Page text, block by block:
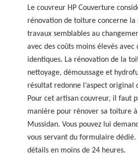
Le couvreur HP Couverture
rénovation de toiture concerne la
travaux semblables au
avec des coûts moins élevés avec
identiques. La rénovation de la
nettoyage, démoussage et
résultat redonne l’aspect original
Pour cet artisan couvreur, il faut
manière pour rénover sa toiture
Mussidan. Vous pouvez lui
vous servant du formulaire dédié.
détails en moins de 24 heures.